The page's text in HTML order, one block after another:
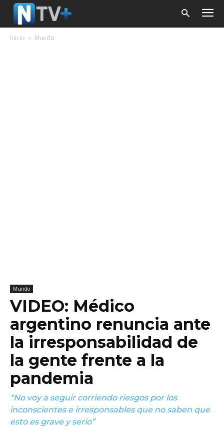
Inicio Mundo
Mundo
VIDEO: Médico
argentino renuncia ante
la irresponsabilidad de
la gente frente a la
pandemia
“No voy a seguir corriendo riesgos por los
inconscientes e irresponsables que no saben que
esto es grave y serio”